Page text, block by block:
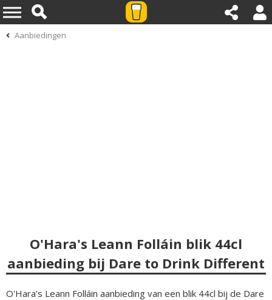
Aanbiedingen
O'Hara's Leann Folláin blik 44cl
aanbieding bij Dare to Drink Different
O'Hara's Leann Folláin aanbieding van een blik 44cl bij de Dare